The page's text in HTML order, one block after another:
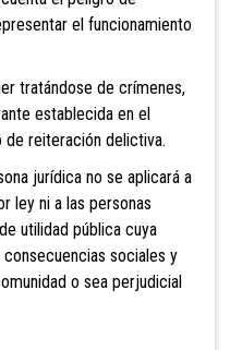
el funcionamiento
tratándose de crímenes,
establecida en el
reiteración delictiva.
jurídica no se aplicará a
ley ni a las personas
utilidad pública cuya
sociales y
o sea perjudicial